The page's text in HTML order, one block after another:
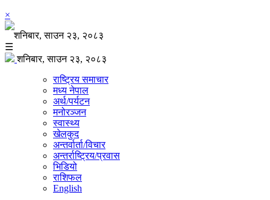
×
शनिबार, साउन २३, २०८३
☰
शनिबार, साउन २३, २०८३
राष्ट्रिय समाचार
मध्य नेपाल
अर्थ/पर्यटन
मनोरञ्जन
स्वास्थ्य
खेलकुद
अन्तर्वार्ता/विचार
अन्तर्राष्ट्रिय/प्रवास
भिडियो
राशिफल
English